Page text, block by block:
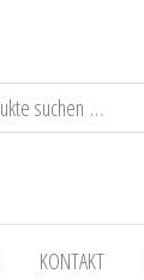
KONTAKT